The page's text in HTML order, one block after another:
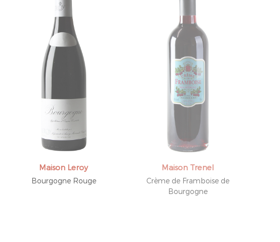
Maison Leroy
Bourgogne Rouge
Maison Trenel
Crème de Framboise de
Bourgogne